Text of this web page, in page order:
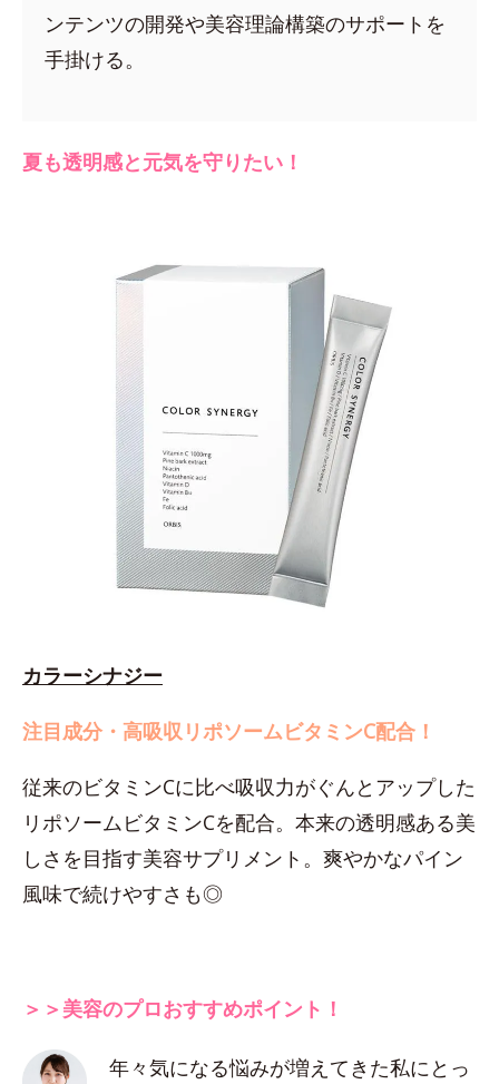
ンテンツの開発や美容理論構築のサポートを
手掛ける。
夏も透明感と元気を守りたい！
カラーシナジー
注目成分・高吸収リポソームビタミンC配合！
従来のビタミンCに比べ吸収力がぐんとアップした
リポソームビタミンCを配合。本来の透明感ある美
しさを目指す美容サプリメント。爽やかなパイン
風味で続けやすさも◎
＞＞美容のプロおすすめポイント！
年々気になる悩みが増えてきた私にとっ